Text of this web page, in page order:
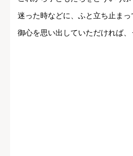
迷った時などに、ふと立ち止ま
御心を思い出していただければ、